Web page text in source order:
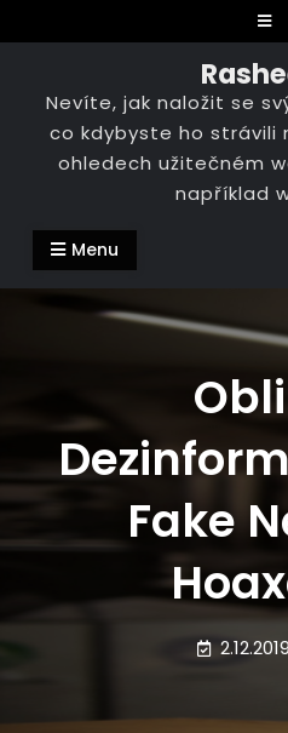
to
Nevíte, jak naložit se
co kdybyste ho strávili
ohledech užitečném
například
Menu
Fake
2.12.2019